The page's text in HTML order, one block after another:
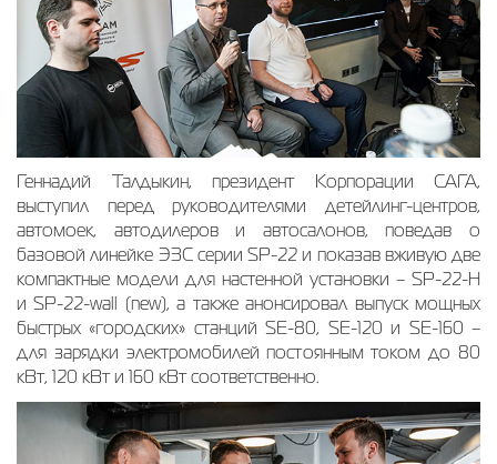
Геннадий Талдыкин, президент Корпорации САГА,
выступил перед руководителями детейлинг-центров,
автомоек, автодилеров и автосалонов, поведав о
базовой линейке ЭЗС серии SP-22 и показав вживую две
компактные модели для настенной установки – SP-22-H
и SP-22-wall (new), а также анонсировал выпуск мощных
быстрых «городских» станций SE-80, SE-120 и SE-160 –
для зарядки электромобилей постоянным током до 80
кВт, 120 кВт и 160 кВт соответственно.